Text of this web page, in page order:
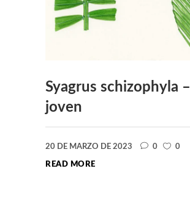
Syagrus schizophyla –
joven
20 DE MARZO DE 2023 0 0
READ MORE